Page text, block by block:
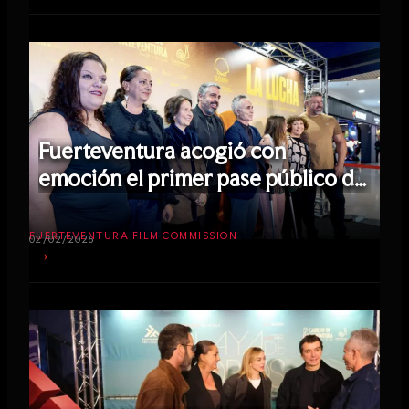
Fuerteventura acogió con
emoción el primer pase público de
la película ‘La Lucha’
FUERTEVENTURA FILM COMMISSION
02/02/2026
→